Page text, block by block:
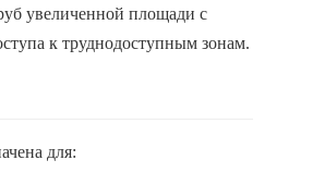
увеличенной площади с
к труднодоступным зонам.
для: